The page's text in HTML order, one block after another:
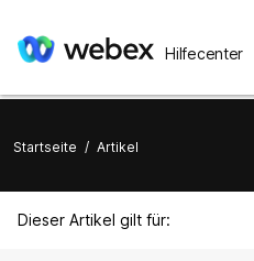
Hilfecenter
Startseite / Artikel
Dieser Artikel gilt für: